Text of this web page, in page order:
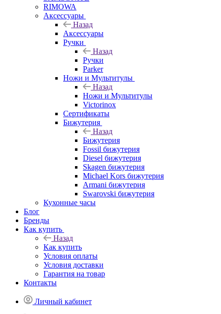
RIMOWA
Аксессуары
Назад
Аксессуары
Ручки
Назад
Ручки
Parker
Ножи и Мультитулы
Назад
Ножи и Мультитулы
Victorinox
Сертификаты
Бижутерия
Назад
Бижутерия
Fossil бижутерия
Diesel бижутерия
Skagen бижутерия
Michael Kors бижутерия
Armani бижутерия
Swarovski бижутерия
Кухонные часы
Блог
Бренды
Как купить
Назад
Как купить
Условия оплаты
Условия доставки
Гарантия на товар
Контакты
Личный кабинет